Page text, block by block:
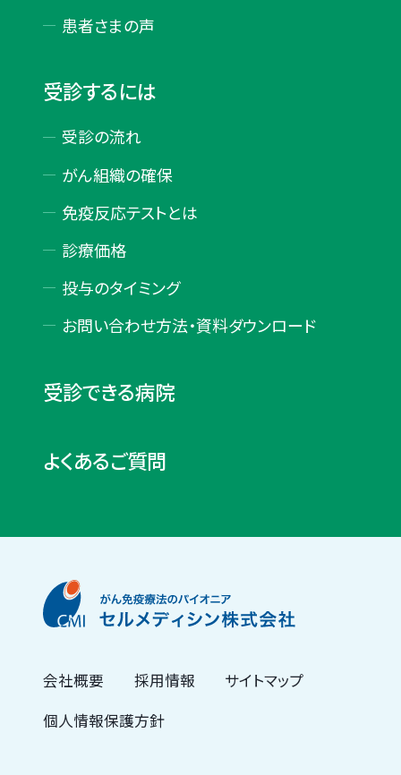
患者さまの声
受診するには
受診の流れ
がん組織の確保
免疫反応テストとは
診療価格
投与のタイミング
お問い合わせ方法・資料ダウンロード
受診できる病院
よくあるご質問
会社概要 採用情報
サイトマップ
個人情報保護方針